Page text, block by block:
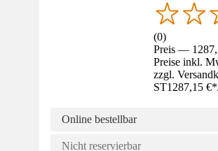
(0)
Preis —
Preise inkl.
zzgl.
ST1287,15 €*
Online bestellbar
Nicht reservierbar